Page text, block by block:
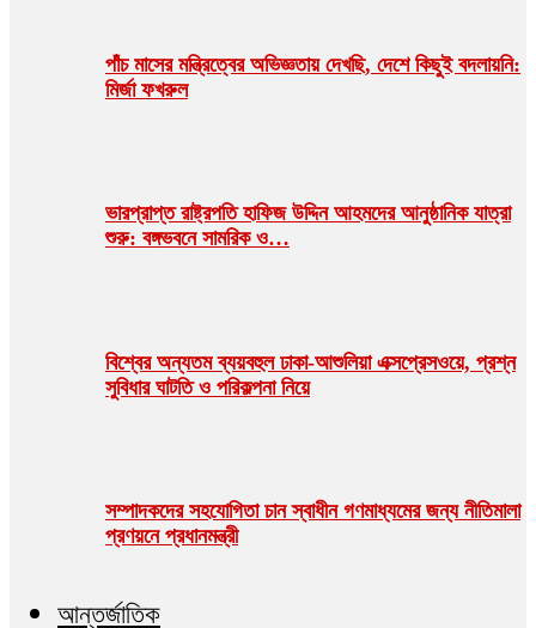
পাঁচ মাসের মন্ত্রিত্বের অভিজ্ঞতায় দেখছি, দেশে কিছুই বদলায়নি:
মির্জা ফখরুল
ভারপ্রাপ্ত রাষ্ট্রপতি হাফিজ উদ্দিন আহমদের আনুষ্ঠানিক যাত্রা
শুরু: বঙ্গভবনে সামরিক ও…
বিশ্বের অন্যতম ব্যয়বহুল ঢাকা-আশুলিয়া এক্সপ্রেসওয়ে, প্রশ্ন
সুবিধার ঘাটতি ও পরিকল্পনা নিয়ে
সম্পাদকদের সহযোগিতা চান স্বাধীন গণমাধ্যমের জন্য নীতিমালা
প্রণয়নে প্রধানমন্ত্রী
আন্তর্জাতিক